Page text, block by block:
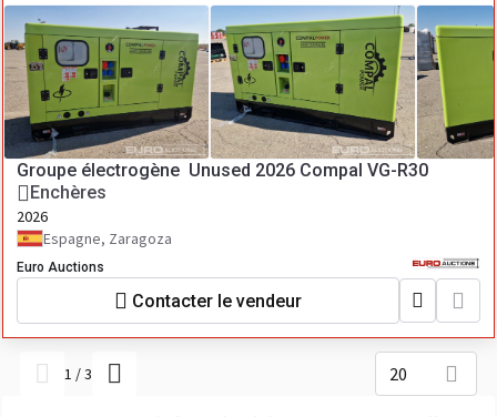
Groupe électrogène Unused 2026 Compal VG-R30
Enchères
2026
Espagne, Zaragoza
Euro Auctions
Contacter le vendeur
1 /3 20